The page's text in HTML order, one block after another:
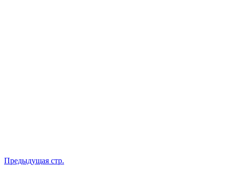
Предыдущая стр.